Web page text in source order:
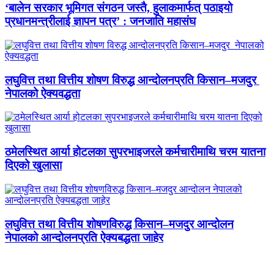
‘बालेन सरकार भूमिगत संगठन जस्तै, हुलाकमार्फत् पठाइयो
प्रधानमन्त्रीलाई ज्ञापन पत्र’ : जनजाति महासंघ
लघुवित्त तथा वित्तीय शोषण विरुद्ध आन्दोलनप्रति किसान–मजदुर
नेपालको ऐक्यवद्धता
ठमेलस्थित आर्या होटलका सुपरभाइजरले कर्मचारीमाथि चरम यातना
दिएको खुलासा
लघुवित्त तथा वित्तीय शोषणविरुद्ध किसान–मजदुर आन्दोलन
नेपालको आन्दोलनप्रति ऐक्यबद्धता जाहेर